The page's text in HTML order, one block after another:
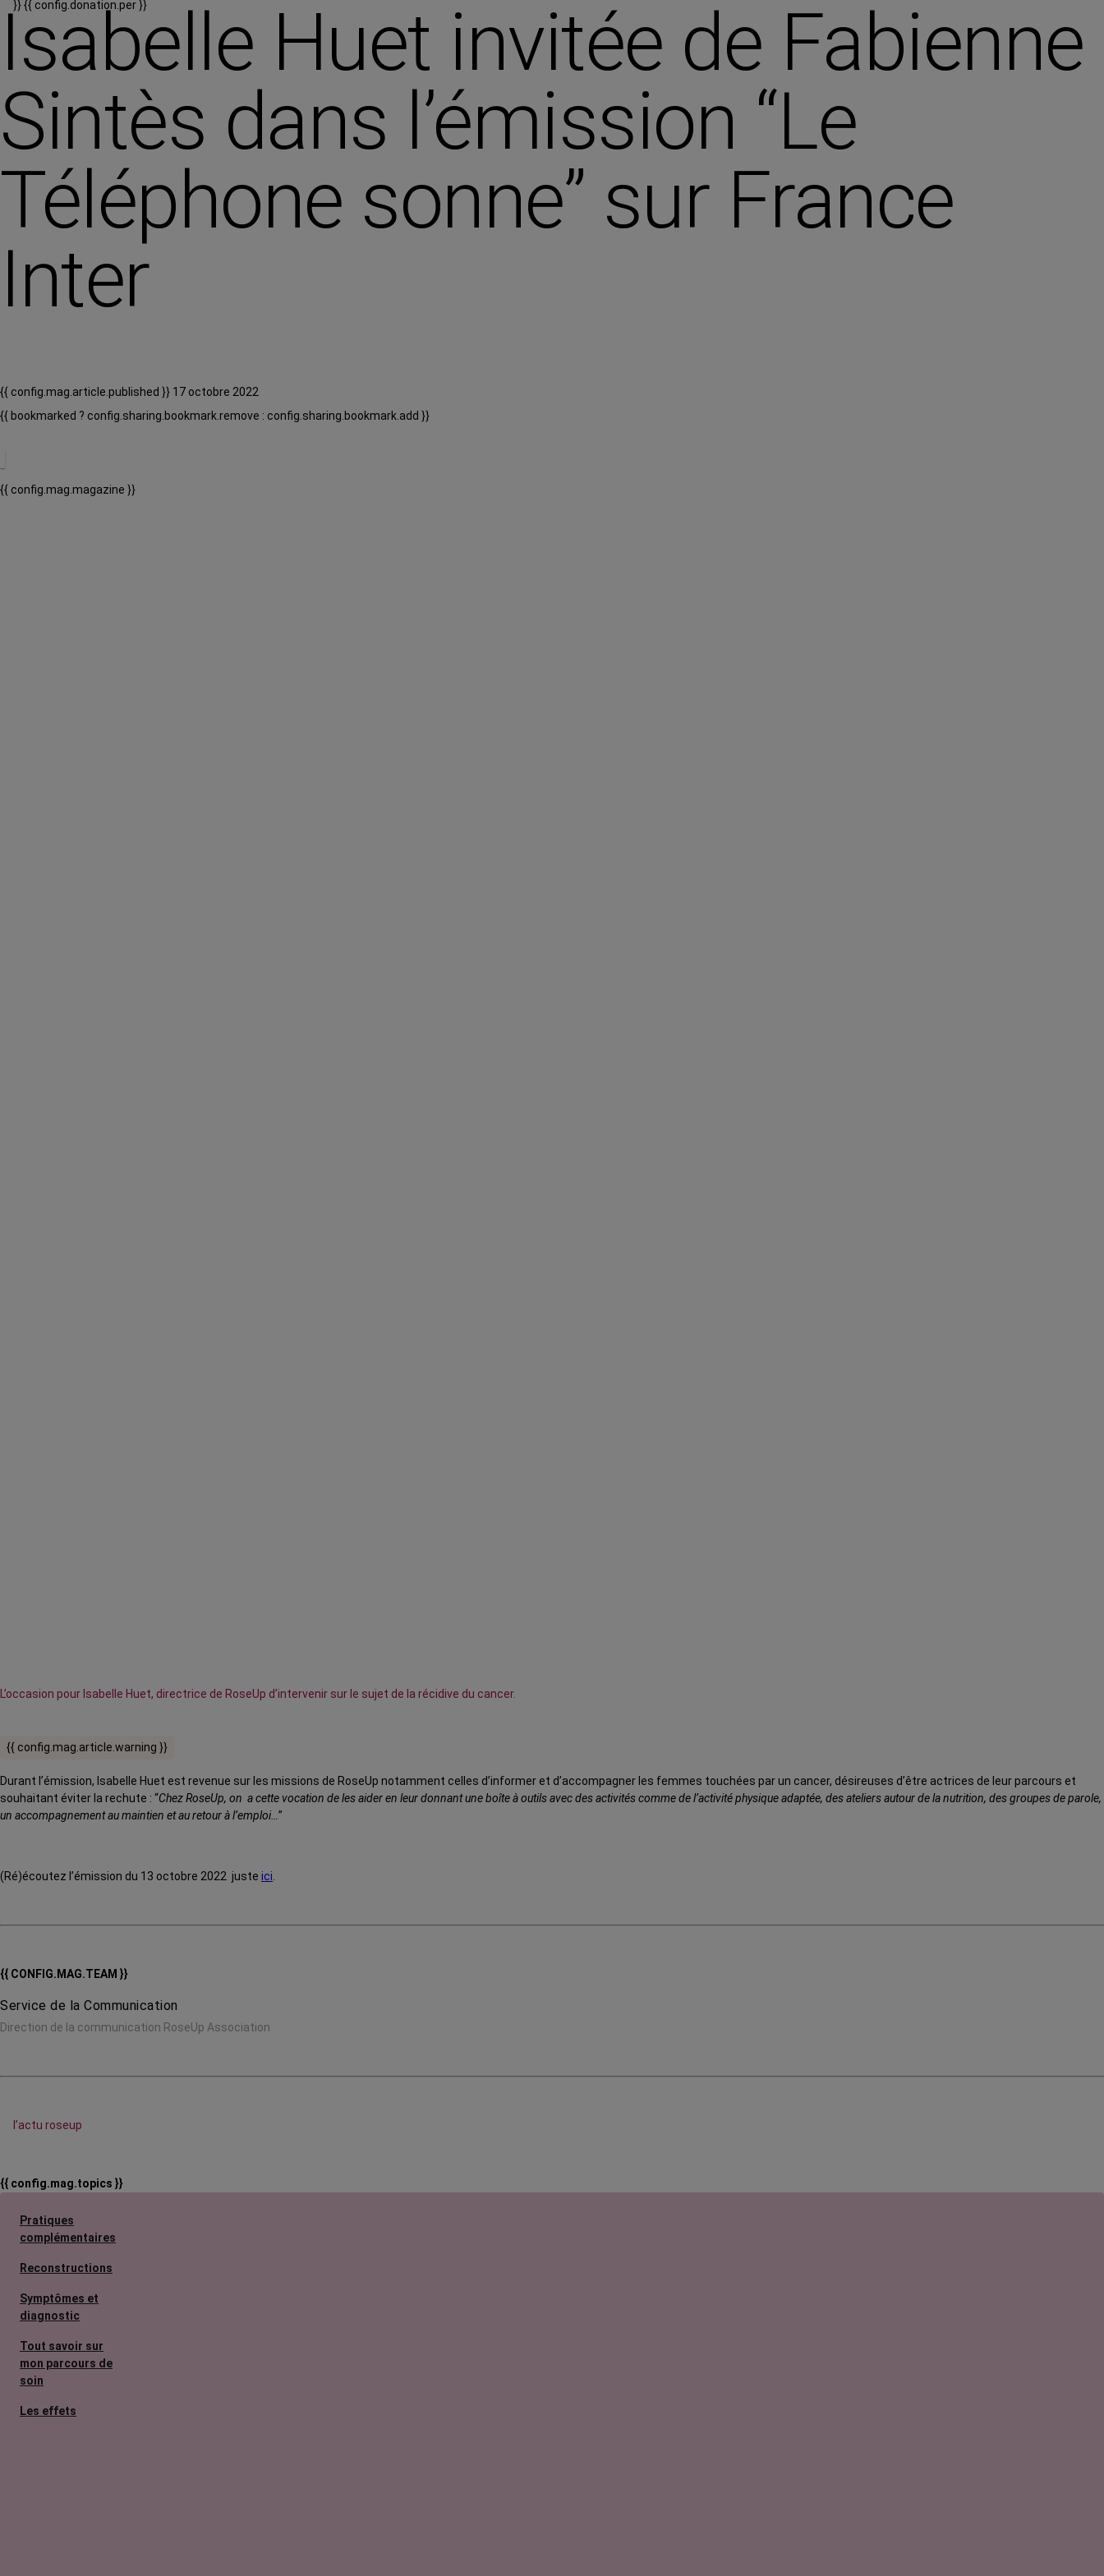
}}{{ config.donation.per }}
Isabelle Huet invitée de Fabienne
Sintès dans l’émission “Le
Téléphone sonne” sur France
Inter
{{ config.mag.article.published }} 17 octobre 2022
{{ bookmarked ? config.sharing.bookmark.remove : config.sharing.bookmark.add }}
{{ config.mag.magazine }}
L’occasion pour Isabelle Huet, directrice de RoseUp d’intervenir sur le sujet de la récidive du cancer.
{{ config.mag.article.warning }}
Durant l’émission, Isabelle Huet est revenue sur les missions de RoseUp notamment celles d’informer et d’accompagner les femmes touchées par un cancer, désireuses d’être actrices de leur parcours et
souhaitant éviter la rechute : “Chez RoseUp, on a cette vocation de les aider en leur donnant une boîte à outils avec des activités comme de l’activité physique adaptée, des ateliers autour de la nutrition, des groupes de parole,
un accompagnement au maintien et au retour à l’emploi…”
(Ré)écoutez l’émission du 13 octobre 2022 juste ici.
{{ CONFIG.MAG.TEAM }}
Service de la Communication
Direction de la communication RoseUp Association
l’actu roseup
{{ config.mag.topics }}
Pratiques
complémentaires
Reconstructions
Symptômes et
diagnostic
Tout savoir sur
mon parcours de
soin
Les effets